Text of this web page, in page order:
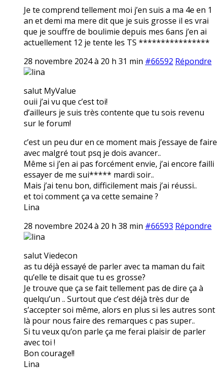
Je te comprend tellement moi j’en suis a ma 4e en 1
an et demi ma mere dit que je suis grosse il es vrai
que je souffre de boulimie depuis mes 6ans j’en ai
actuellement 12 je tente les TS ****************
28 novembre 2024 à 20 h 31 min #66592 Répondre
lina
salut MyValue
ouii j’ai vu que c’est toi!
d’ailleurs je suis très contente que tu sois revenu
sur le forum!
c’est un peu dur en ce moment mais j’essaye de faire
avec malgré tout psq je dois avancer..
Même si j’en ai pas forcément envie, j’ai encore failli
essayer de me sui***** mardi soir..
Mais j’ai tenu bon, difficilement mais j’ai réussi..
et toi comment ça va cette semaine ?
Lina
28 novembre 2024 à 20 h 38 min #66593 Répondre
lina
salut Viedecon
as tu déjà essayé de parler avec ta maman du fait
qu’elle te disait que tu es grosse?
Je trouve que ça se fait tellement pas de dire ça à
quelqu’un .. Surtout que c’est déjà très dur de
s’accepter soi même, alors en plus si les autres sont
là pour nous faire des remarques c pas super..
Si tu veux qu’on parle ça me ferai plaisir de parler
avec toi !
Bon courage!!
Lina